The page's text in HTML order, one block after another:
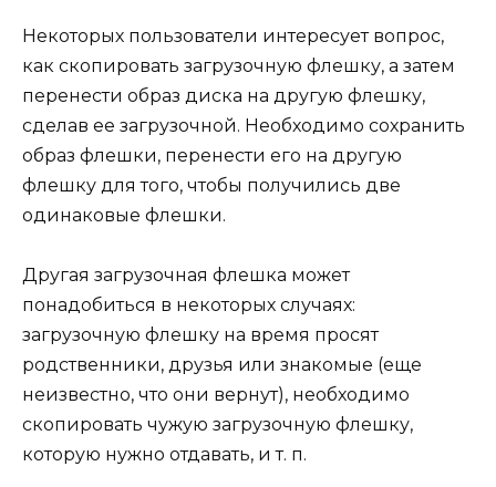
Некоторых пользователи интересует вопрос,
как скопировать загрузочную флешку, а затем
перенести образ диска на другую флешку,
сделав ее загрузочной. Необходимо сохранить
образ флешки, перенести его на другую
флешку для того, чтобы получились две
одинаковые флешки.
Другая загрузочная флешка может
понадобиться в некоторых случаях:
загрузочную флешку на время просят
родственники, друзья или знакомые (еще
неизвестно, что они вернут), необходимо
скопировать чужую загрузочную флешку,
которую нужно отдавать, и т. п.